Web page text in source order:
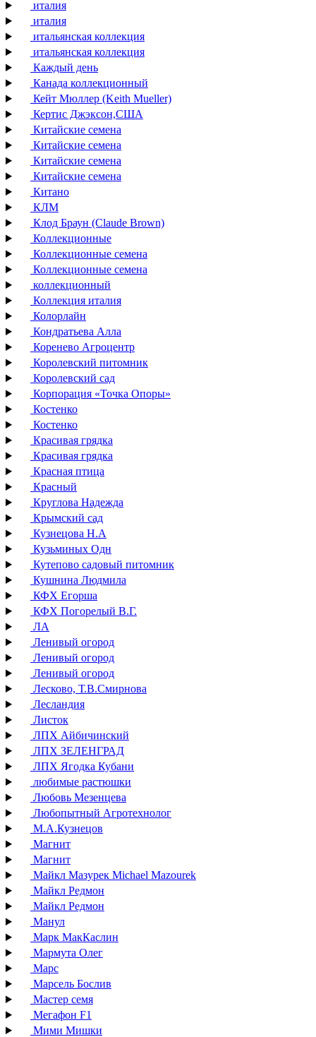
италия
италия
итальянская коллекция
итальянская коллекция
Каждый день
Канада коллекционный
Кейт Мюллер (Keith Mueller)
Кертис Джэксон,США
Китайские семена
Китайские семена
Китайские семена
Китайские семена
Китано
КЛМ
Клод Браун (Claude Brown)
Коллекционные
Коллекционные семена
Коллекционные семена
коллекционный
Коллекция италия
Колорлайн
Кондратьева Алла
Коренево Агроцентр
Королевский питомник
Королевский сад
Корпорация «Точка Опоры»
Костенко
Костенко
Красивая грядка
Красивая грядка
Красная птица
Красный
Круглова Надежда
Крымский сад
Кузнецова Н.А
Кузьминых Одн
Кутепово садовый питомник
Кушнина Людмила
КФХ Егорша
КФХ Погорелый В.Г.
ЛА
Ленивый огород
Ленивый огород
Ленивый огород
Лесково, Т.В.Смирнова
Лесландия
Листок
ЛПХ Айбичинский
ЛПХ ЗЕЛЕНГРАД
ЛПХ Ягодка Кубани
любимые растюшки
Любовь Мезенцева
Любопытный Агротехнолог
М.А.Кузнецов
Магнит
Магнит
Майкл Мазурек Michael Mazourek
Майкл Редмон
Майкл Редмон
Манул
Марк МакКаслин
Мармута Олег
Марс
Марсель Бослив
Мастер семя
Мегафон F1
Мими Мишки